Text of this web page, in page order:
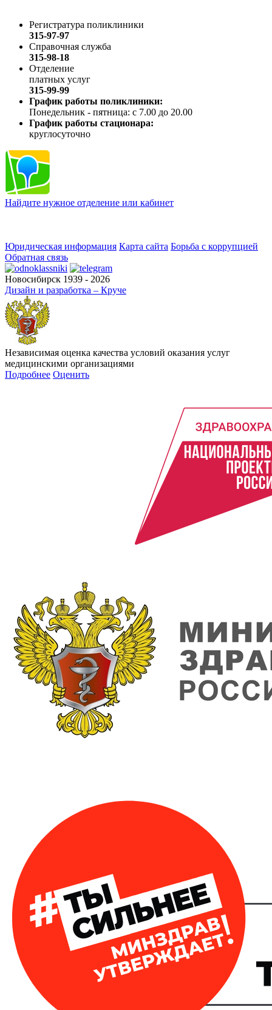
Регистратура поликлиники
315-97-97
Справочная служба
315-98-18
Отделение
платных услуг
315-99-99
График работы поликлиники:
Понедельник - пятница: с 7.00 до 20.00
График работы стационара:
круглосуточно
Найдите нужное отделение или кабинет
Юридическая информация Карта сайта Борьба с коррупцией
Обратная связь
Новосибирск 1939 - 2026
Дизайн и разработка – Круче
Независимая оценка качества условий оказания услуг
медицинскими организациями
Подробнее Оценить